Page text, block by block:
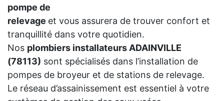
pompe de
relevage et vous assurera de trouver confort et
tranquillité dans votre quotidien.
Nos plombiers installateurs ADAINVILLE
(78113) sont spécialisés dans l’installation de
pompes de broyeur et de stations de relevage.
Le réseau d’assainissement est essentiel à votre